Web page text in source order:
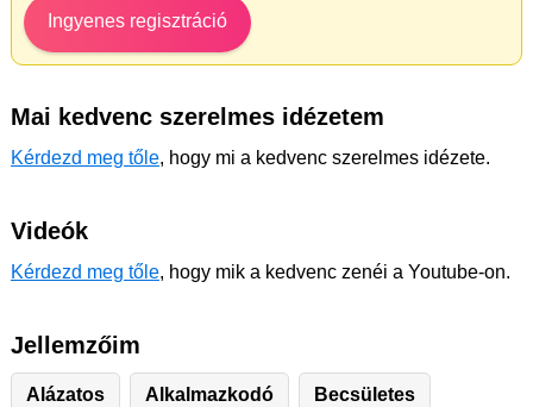
Ingyenes regisztráció
Mai kedvenc szerelmes idézetem
Kérdezd meg tőle, hogy mi a kedvenc szerelmes idézete.
Videók
Kérdezd meg tőle, hogy mik a kedvenc zenéi a Youtube-on.
Jellemzőim
Alázatos Alkalmazkodó Becsületes